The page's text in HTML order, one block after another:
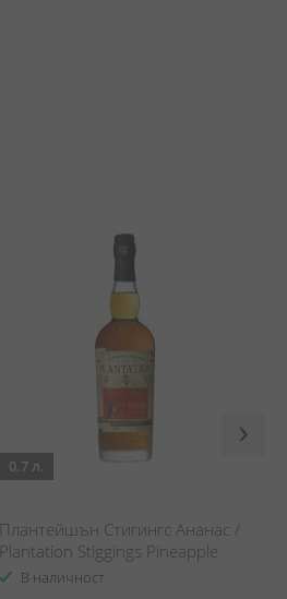
0.7 л.
Плантейшън Стигингс Ананас /
Plantation Stiggings Pineapple
В наличност